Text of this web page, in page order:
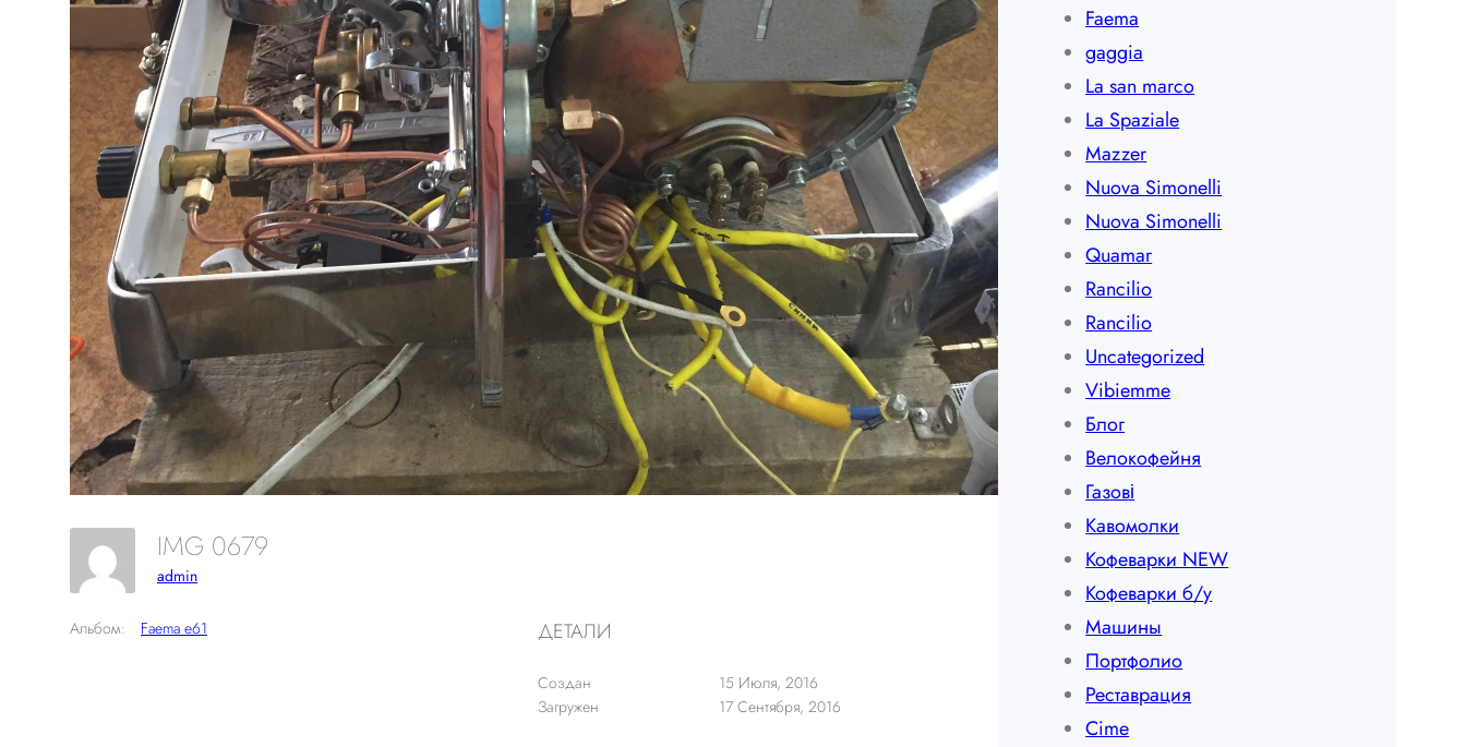
IMG 0679
admin
Альбом: Faema e61 ДЕТАЛИ
Создан
15 Июля, 2016
Загружен
17 Сентября, 2016
Faema
gaggia
La san marco
La Spaziale
Mazzer
Nuova Simonelli
Nuova Simonelli
Quamar
Rancilio
Rancilio
Uncategorized
Vibiemme
Блог
Велокофейня
Газові
Кавомолки
Кофеварки NEW
Кофеварки б/у
Машины
Портфолио
Реставрация
Сime